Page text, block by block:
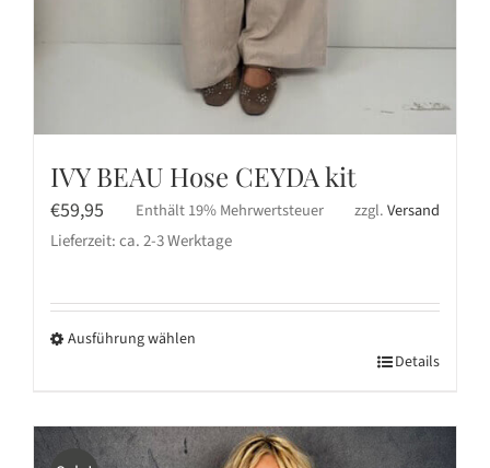
IVY BEAU Hose CEYDA kit
€59,95 Enthält 19% Mehrwertsteuer zzgl.Versand
Lieferzeit: ca. 2-3 Werktage
Ausführung wählen
weist
mehrere
Details